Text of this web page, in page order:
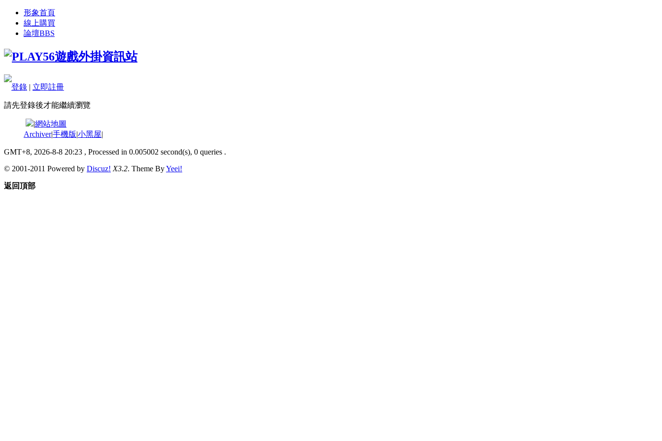
形象首頁
線上購買
論壇BBS
登錄 | 立即註冊
請先登錄後才能繼續瀏覽
|網站地圖
Archiver|手機版|小黑屋|
GMT+8, 2026-8-8 20:23 , Processed in 0.005002 second(s), 0 queries .
© 2001-2011 Powered by Discuz! X3.2. Theme ByYeei!
返回頂部